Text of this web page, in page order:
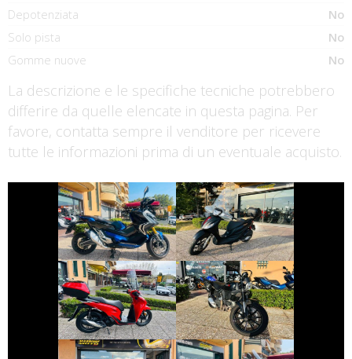
Depotenziata
No
Solo pista
No
Gomme nuove
No
La descrizione e le specifiche tecniche potrebbero
differire da quelle elencate in questa pagina. Per
favore, contatta sempre il venditore per ricevere
tutte le informazioni prima di un eventuale acquisto.
HONDA X-ADV PIAGGIO MEDLEY
HONDA SH
€ 3.490 €
DUCATI
SCRAMBLER
€ 3.990 €
€ 4.190 € € 3.250 €